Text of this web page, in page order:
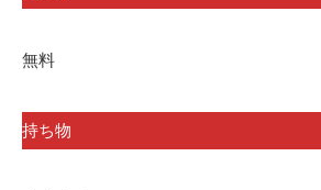
無料
持ち物